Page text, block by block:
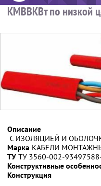
КМВВКВт по низкой
Описание
С ИЗОЛЯЦИЕЙ И
Марка КАБЕЛИ
ТУ ТУ 3560-002-
Конструктивные
Конструкция